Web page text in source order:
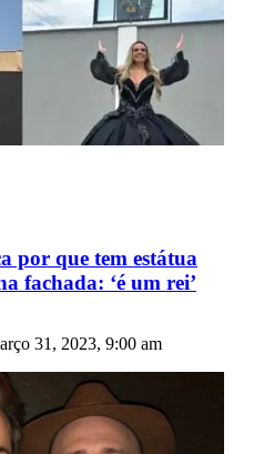
por que tem estátua
fachada: ‘é um rei’
31, 2023, 9:00 am